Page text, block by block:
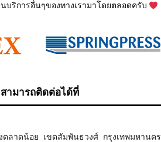
บริการอื่นๆของทางเรามาโดยตลอดครับ
สามารถติดต่อได้ที่
ตลาดน้อย เขตสัมพันธวงศ์ กรุงเทพมหานคร